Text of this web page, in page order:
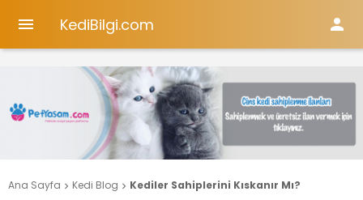
 KediBilgi.com 
Ana Sayfa  Kedi Blog  Kediler Sahiplerini Kıskanır Mı?